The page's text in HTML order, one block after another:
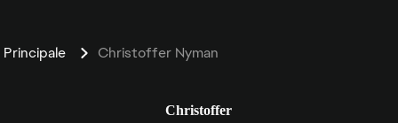
Principale Christoffer Nyman
Christoffer